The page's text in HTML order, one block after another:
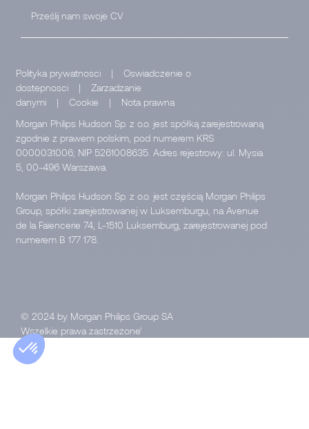
Prześlij nam swoje CV
Polityka prywatnosci |
Oswiadczenie o
dostepnosci
|
Zarzadzanie
danymi
| Cookie |
Nota prawna
Morgan Philips Hudson Sp. z o.o. jest spółką zarejestrowaną
zgodnie z prawem polskim, pod numerem KRS
0000031006; NIP 5261008635. Adres rejestrowy: ul. Mysia
5, 00-496 Warszawa.
Morgan Philips Hudson Sp. z o.o. jest częścią Morgan Philips
Group, spółki zarejestrowanej w Luksemburgu, na Avenue
de la Faïencerie 74, L-1510 Luksemburg, zarejestrowanej pod
numerem B 177 178.
© 2024 by Morgan Philips Group SA
Wszelkie prawa zastrzeżone’